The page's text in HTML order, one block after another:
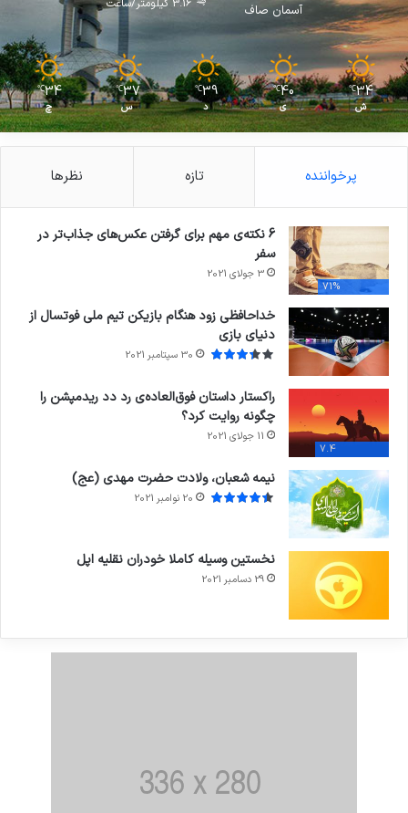
آسمان صاف 3.16 کیلومتر/ساعت
34
℃
ش
40
℃
ی
39
℃
د
37
℃
س
34
℃
چ
پرخواننده تازه نظرها
71%
6 نکته‌ی مهم برای گرفتن عکس‌های جذاب‌تر در
سفر
3 جولای 2021
خداحافظی زود هنگام بازیکن تیم ملی فوتسال از
دنیای بازی
30 سپتامبر 2021
7.4
راکستار داستان فوق‌العاده‌ی رد دد ریدمپشن را
چگونه روایت کرد؟
11 جولای 2021
نیمه شعبان، ولادت حضرت مهدی (عج)
20 نوامبر 2021
نخستین وسیله کاملا خودران نقلیه اپل
29 دسامبر 2021